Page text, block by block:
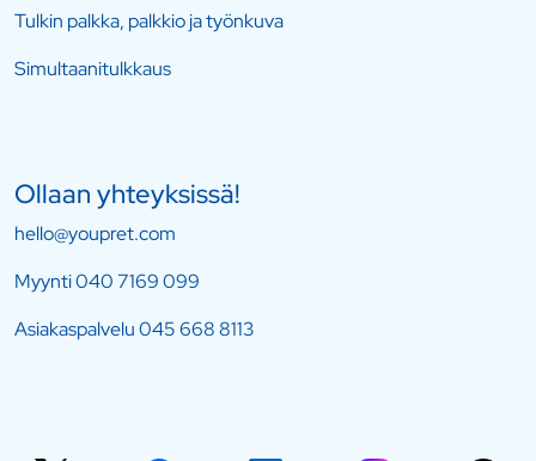
Tulkin palkka, palkkio ja työnkuva
Simultaanitulkkaus
Ollaan yhteyksissä!
hello@youpret.com
Myynti040 7169 099
Asiakaspalvelu045 668 8113